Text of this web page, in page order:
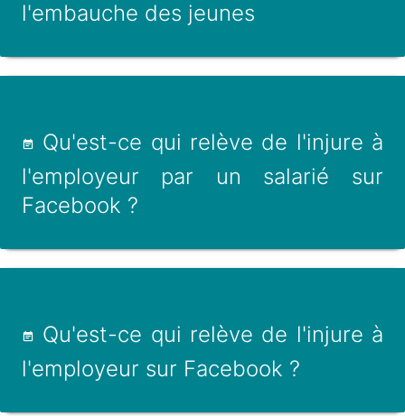
l'embauche des jeunes
Qu'est-ce qui relève de l'injure à
l'employeur par un salarié sur
Facebook ?
Qu'est-ce qui relève de l'injure à
l'employeur sur Facebook ?